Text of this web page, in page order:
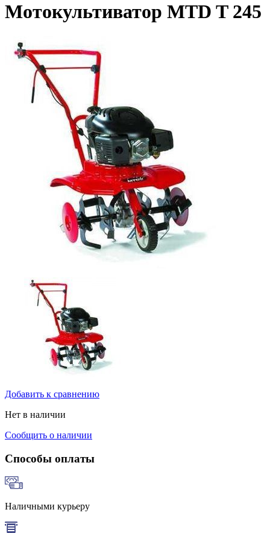
Мотокультиватор MTD T 245
Добавить к сравнению
Нет в наличии
Сообщить о наличии
Способы оплаты
Наличными курьеру